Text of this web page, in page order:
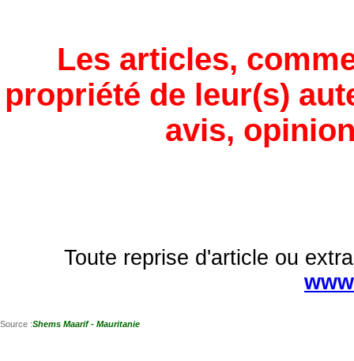
Les articles,
propriété de leur(s)
avis,
Toute reprise d'article ou
Source :Shems Maarif - Mauritanie